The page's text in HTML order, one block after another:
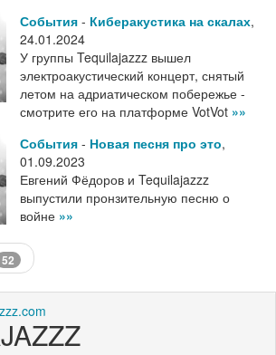
События - Киберакустика на скалах,
24.01.2024
У группы Tequilajazzz вышел
электроакустический концерт, снятый
летом на адриатическом побережье -
смотрите его на платформе VotVot »»
События - Новая песня про это,
01.09.2023
Евгений Фёдоров и Tequilajazzz
выпустили пронзительную песню о
войне »»
52